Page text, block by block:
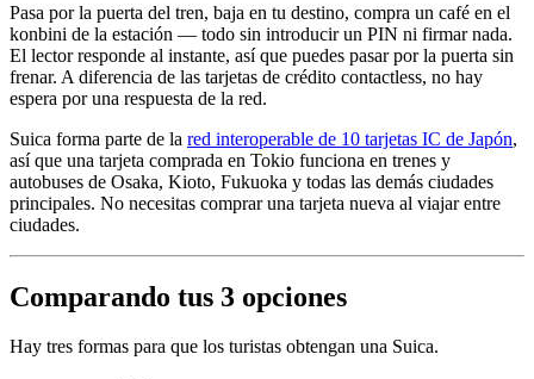
Pasa por la puerta del tren, baja en tu destino, compra un café en el
konbini de la estación — todo sin introducir un PIN ni firmar nada.
El lector responde al instante, así que puedes pasar por la puerta sin
frenar. A diferencia de las tarjetas de crédito contactless, no hay
espera por una respuesta de la red.
Suica forma parte de la red interoperable de 10 tarjetas IC de Japón,
así que una tarjeta comprada en Tokio funciona en trenes y
autobuses de Osaka, Kioto, Fukuoka y todas las demás ciudades
principales. No necesitas comprar una tarjeta nueva al viajar entre
ciudades.
Comparando tus 3 opciones
Hay tres formas para que los turistas obtengan una Suica.